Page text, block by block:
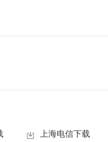
上海电信下载